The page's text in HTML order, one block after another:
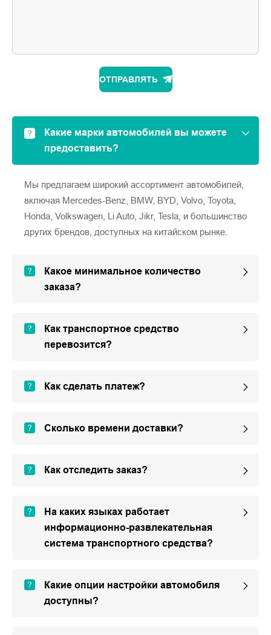
ОТПРАВЛЯТЬ
Какие марки автомобилей вы можете
предоставить?
Мы предлагаем широкий ассортимент автомобилей,
включая Mercedes-Benz, BMW, BYD, Volvo, Toyota,
Honda, Volkswagen, Li Auto, Jikr, Tesla, и большинство
других брендов, доступных на китайском рынке.
Какое минимальное количество
заказа?
Как транспортное средство
перевозится?
Как сделать платеж?
Сколько времени доставки?
Как отследить заказ?
На каких языках работает
информационно-развлекательная
система транспортного средства?
Какие опции настройки автомобиля
доступны?